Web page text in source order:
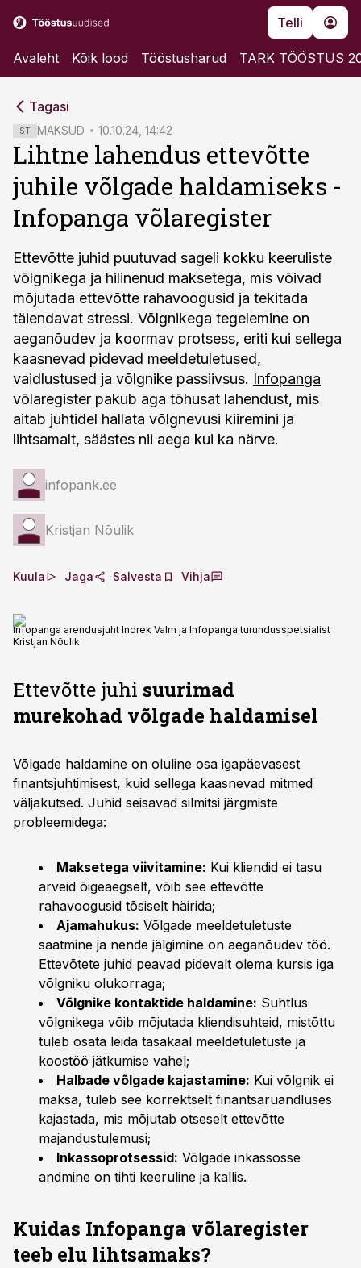
Telli
Avaleht Kõik lood Tööstusharud TARK TÖÖSTUS
Tagasi
ST MAKSUD 10.10.24, 14:42
Lihtne lahendus ettevõtte
juhile võlgade haldamiseks -
Infopanga võlaregister
Ettevõtte juhid puutuvad sageli kokku keeruliste
võlgnikega ja hilinenud maksetega, mis võivad
mõjutada ettevõtte rahavoogusid ja tekitada
täiendavat stressi. Võlgnikega tegelemine on
aeganõudev ja koormav protsess, eriti kui sellega
kaasnevad pidevad meeldetuletused,
vaidlustused ja võlgnike passiivsus. Infopanga
võlaregister pakub aga tõhusat lahendust, mis
aitab juhtidel hallata võlgnevusi kiiremini ja
lihtsamalt, säästes nii aega kui ka närve.
infopank.ee
Kristjan Nõulik
Kuula Jaga Salvesta Vihja
Infopanga arendusjuht Indrek Valm ja Infopanga turundusspetsialist
Kristjan Nõulik
Ettevõtte juhi suurimad
murekohad võlgade haldamisel
Võlgade haldamine on oluline osa igapäevasest
finantsjuhtimisest, kuid sellega kaasnevad mitmed
väljakutsed. Juhid seisavad silmitsi järgmiste
probleemidega:
Maksetega viivitamine: Kui kliendid ei tasu
arveid õigeaegselt, võib see ettevõtte
rahavoogusid tõsiselt häirida;
Ajamahukus: Võlgade meeldetuletuste
saatmine ja nende jälgimine on aeganõudev töö.
Ettevõtete juhid peavad pidevalt olema kursis iga
võlgniku olukorraga;
Võlgnike kontaktide haldamine: Suhtlus
võlgnikega võib mõjutada kliendisuhteid, mistõttu
tuleb osata leida tasakaal meeldetuletuste ja
koostöö jätkumise vahel;
Halbade võlgade kajastamine: Kui võlgnik ei
maksa, tuleb see korrektselt finantsaruandluses
kajastada, mis mõjutab otseselt ettevõtte
majandustulemusi;
Inkassoprotsessid: Võlgade inkassosse
andmine on tihti keeruline ja kallis.
Kuidas Infopanga võlaregister
teeb elu lihtsamaks?